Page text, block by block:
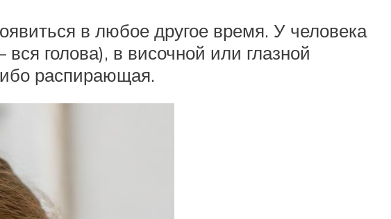
в любое другое время. У человека
голова), в височной или глазной
распирающая.